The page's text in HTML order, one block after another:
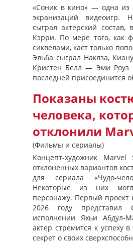
«Соник в кино» — одна из
экранизаций
сыграл актерский
Кэрри. По мере того, как
сиквелами, каст только
Эльба сыграл Наклза,
Кристен Белл — Эми Роуз
последней присоединится
Показаны
человека,
отклонили
(Фильмы и сериалы)
Концепт-художник
отклоненных вариантов
для сериала «Чудо-
Некоторые из них
персонажу. Первый проект
2026 году представил
исполнении Яхьи
актер стремится к успеху
секрет о своих